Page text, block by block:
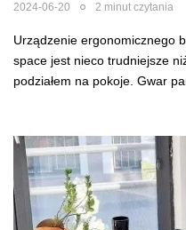
2024-06-20 2 minut czytania
Urządzenie ergonomicznego
space jest nieco trudniejsze
podziałem na pokoje. Gwar